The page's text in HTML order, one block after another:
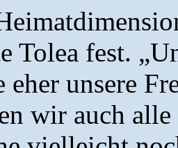
Tolea fest.
eher unsere
wir auch